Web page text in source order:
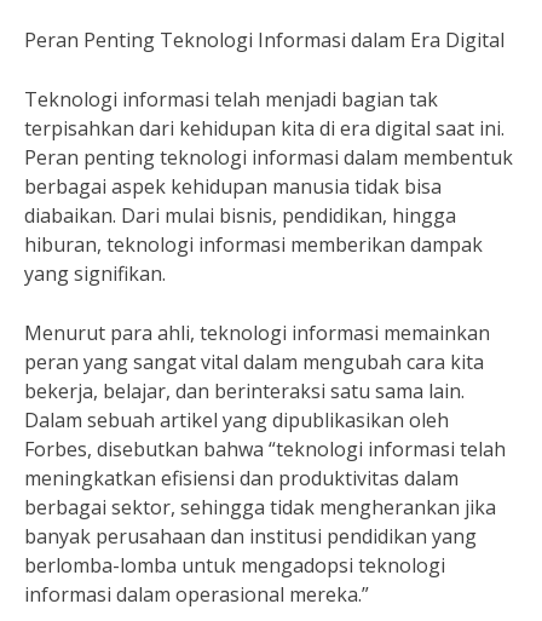
Peran Penting Teknologi Informasi dalam Era Digital
Teknologi informasi telah menjadi bagian tak
terpisahkan dari kehidupan kita di era digital saat ini.
Peran penting teknologi informasi dalam membentuk
berbagai aspek kehidupan manusia tidak bisa
diabaikan. Dari mulai bisnis, pendidikan, hingga
hiburan, teknologi informasi memberikan dampak
yang signifikan.
Menurut para ahli, teknologi informasi memainkan
peran yang sangat vital dalam mengubah cara kita
bekerja, belajar, dan berinteraksi satu sama lain.
Dalam sebuah artikel yang dipublikasikan oleh
Forbes, disebutkan bahwa “teknologi informasi telah
meningkatkan efisiensi dan produktivitas dalam
berbagai sektor, sehingga tidak mengherankan jika
banyak perusahaan dan institusi pendidikan yang
berlomba-lomba untuk mengadopsi teknologi
informasi dalam operasional mereka.”